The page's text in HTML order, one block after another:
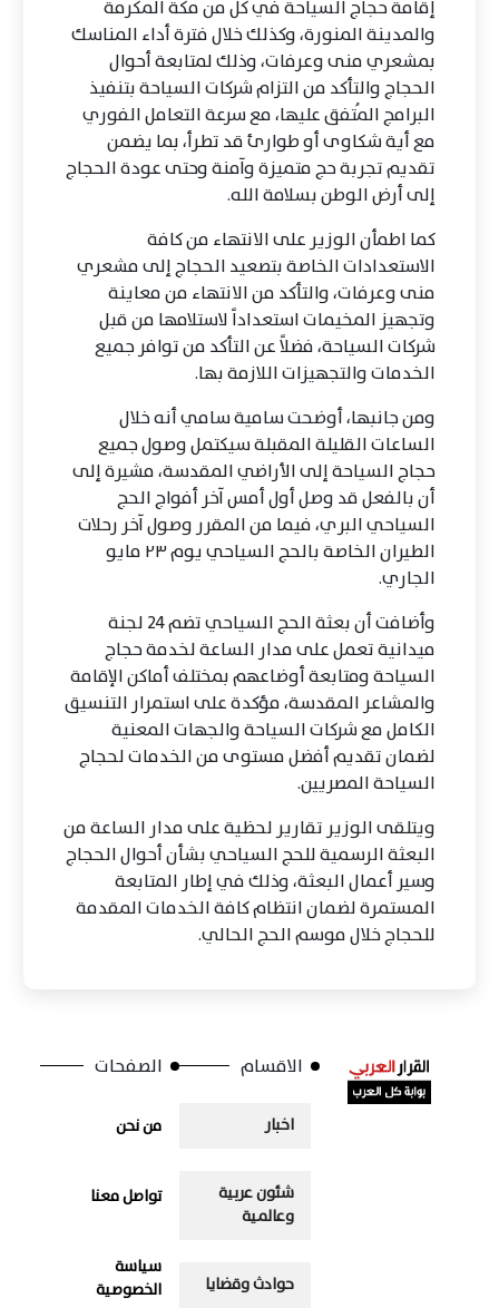
إقامة حجاج السياحة في كل من مكة المكرمة
والمدينة المنورة، وكذلك خلال فترة أداء المناسك
بمشعري منى وعرفات، وذلك لمتابعة أحوال
الحجاج والتأكد من التزام شركات السياحة بتنفيذ
البرامج المُتفق عليها، مع سرعة التعامل الفوري
مع أية شكاوى أو طوارئ قد تطرأ، بما يضمن
تقديم تجربة حج متميزة وآمنة وحتى عودة الحجاج
إلى أرض الوطن بسلامة الله.
كما اطمأن الوزير على الانتهاء من كافة
الاستعدادات الخاصة بتصعيد الحجاج إلى مشعري
منى وعرفات، والتأكد من الانتهاء من معاينة
وتجهيز المخيمات استعداداً لاستلامها من قبل
شركات السياحة، فضلاً عن التأكد من توافر جميع
الخدمات والتجهيزات اللازمة بها.
ومن جانبها، أوضحت سامية سامي أنه خلال
الساعات القليلة المقبلة سيكتمل وصول جميع
حجاج السياحة إلى الأراضي المقدسة، مشيرة إلى
أن بالفعل قد وصل أول أمس آخر أفواج الحج
السياحي البري، فيما من المقرر وصول آخر رحلات
الطيران الخاصة بالحج السياحي يوم ٢٣ مايو
الجاري.
وأضافت أن بعثة الحج السياحي تضم 24 لجنة
ميدانية تعمل على مدار الساعة لخدمة حجاج
السياحة ومتابعة أوضاعهم بمختلف أماكن الإقامة
والمشاعر المقدسة، مؤكدة على استمرار التنسيق
الكامل مع شركات السياحة والجهات المعنية
لضمان تقديم أفضل مستوى من الخدمات لحجاج
السياحة المصريين.
ويتلقى الوزير تقارير لحظية على مدار الساعة من
البعثة الرسمية للحج السياحي بشأن أحوال الحجاج
وسير أعمال البعثة، وذلك في إطار المتابعة
المستمرة لضمان انتظام كافة الخدمات المقدمة
للحجاج خلال موسم الحج الحالي.
الاقسام
اخبار
شئون عربية
وعالمية
حوادث وقضايا
الصفحات
من نحن
تواصل معنا
سياسة
الخصوصية